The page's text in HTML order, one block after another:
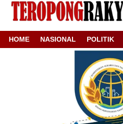
HOME NASIONAL POLITIK